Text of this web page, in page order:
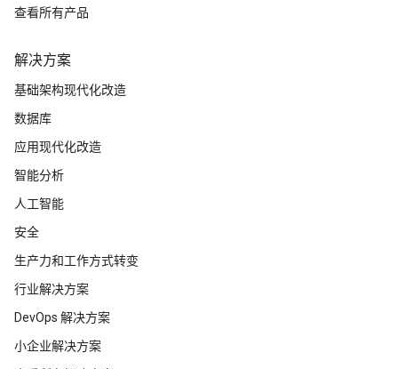
查看所有产品
解决方案
基础架构现代化改造
数据库
应用现代化改造
智能分析
人工智能
安全
生产力和工作方式转变
行业解决方案
DevOps 解决方案
小企业解决方案